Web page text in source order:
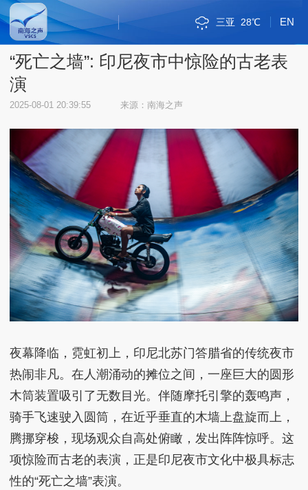
EN
河内 31℃
三沙 32℃
三亚 28℃
琼海 29℃
海口 30℃
斯里巴加湾 34℃
金边 34℃
雅加达 33℃
万象 30℃
吉隆坡 35℃
马尼拉 30℃
新加坡市 33℃
曼谷 33℃
内比都 30℃
河内 31℃
三沙 32℃
“死亡之墙”: 印尼夜市中惊险的古老表
演
2025-08-01 20:39:55 来源：南海之声
夜幕降临，霓虹初上，印尼北苏门答腊省的传统夜市
热闹非凡。在人潮涌动的摊位之间，一座巨大的圆形
木筒装置吸引了无数目光。伴随摩托引擎的轰鸣声，
骑手飞速驶入圆筒，在近乎垂直的木墙上盘旋而上，
腾挪穿梭，现场观众自高处俯瞰，发出阵阵惊呼。这
项惊险而古老的表演，正是印尼夜市文化中极具标志
性的“死亡之墙”表演。